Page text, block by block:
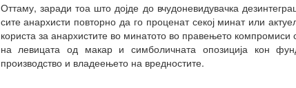
Оттаму, заради тоа што дојде до вчудоневидувачка
сите анархисти повторно да го проценат секој минат или
користа за анархистите во минатото во правењето компромиси
на левицата од макар и симболичната опозиција кон
производство и владеењето на вредностите.